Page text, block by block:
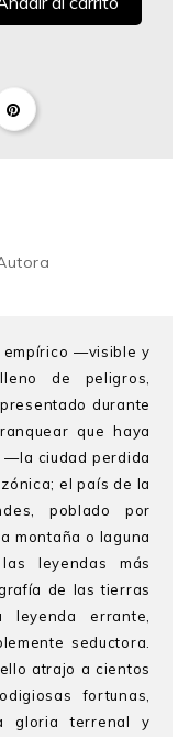
empírico —visible y
de peligros,
durante
que haya
—la ciudad perdida
el país de la
poblado por
montaña o laguna
leyendas más
de las tierras
leyenda errante,
seductora.
atrajo a cientos
fortunas,
gloria terrenal y